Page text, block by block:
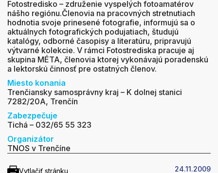
Fotostredisko – združenie vyspelých fotoamatérov
nášho regiónu.Členovia na pracovných stretnutiach
hodnotia svoje prinesené fotografie, informujú sa o
aktuálnych fotografických podujatiach, študujú
katalógy, odborné časopisy a literatúru, pripravujú
výtvarné kolekcie. V rámci Fotostrediska pracuje aj
skupina MÉTA, členovia ktorej vykonávajú poradenskú
a lektorskú činnosť pre ostatných členov.
Miesto konania
Trenčiansky samosprávny kraj – K dolnej stanici
7282/20A, Trenčín
Zabezpečuje
Tichá – 032/65 55 323
Organizátor
TNOS v Trenčíne
Vytlačiť stránku 24.11.2009